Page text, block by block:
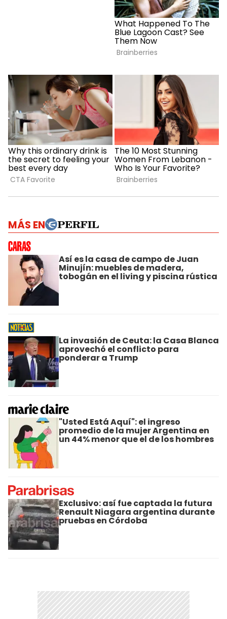
MÁS EN
Así es la casa de campo de Juan
Minujín: muebles de madera,
tobogán en el living y piscina rústica
La invasión de Ceuta: la Casa Blanca
aprovechó el conflicto para
ponderar a Trump
"Usted Está Aquí": el ingreso
promedio de la mujer Argentina en
un 44% menor que el de los hombres
Exclusivo: así fue captada la futura
Renault Niagara argentina durante
pruebas en Córdoba